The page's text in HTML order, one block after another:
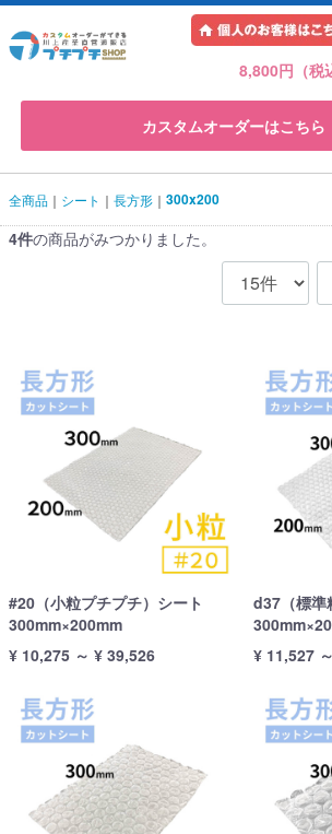
8,800円（税
カスタムオーダーはこち
全商品 シート 長方形 300x200
4件の商品がみつかりました。
#20（小粒プチプチ）シート
300mm×200mm
¥ 10,275 ～ ¥ 39,526
d37（標準
¥ 11,527